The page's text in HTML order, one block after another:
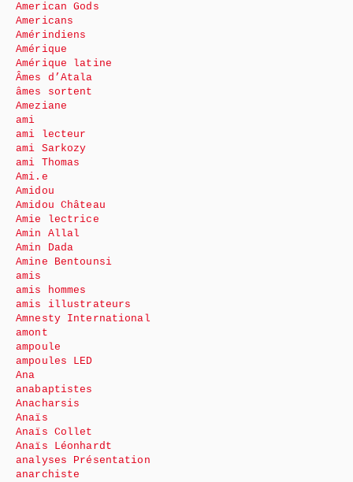
American Gods
Americans
Amérindiens
Amérique
Amérique latine
Âmes d’Atala
âmes sortent
Ameziane
ami
ami lecteur
ami Sarkozy
ami Thomas
Ami.e
Amidou
Amidou Château
Amie lectrice
Amin Allal
Amin Dada
Amine Bentounsi
amis
amis hommes
amis illustrateurs
Amnesty International
amont
ampoule
ampoules LED
Ana
anabaptistes
Anacharsis
Anaïs
Anaïs Collet
Anaïs Léonhardt
analyses Présentation
anarchiste